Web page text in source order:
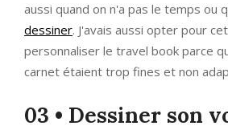
aussi quand on n'a pas le temps ou
dessiner. J'avais aussi opter pour
personnaliser le travel book parce
carnet étaient trop fines et non
03 • Dessiner son